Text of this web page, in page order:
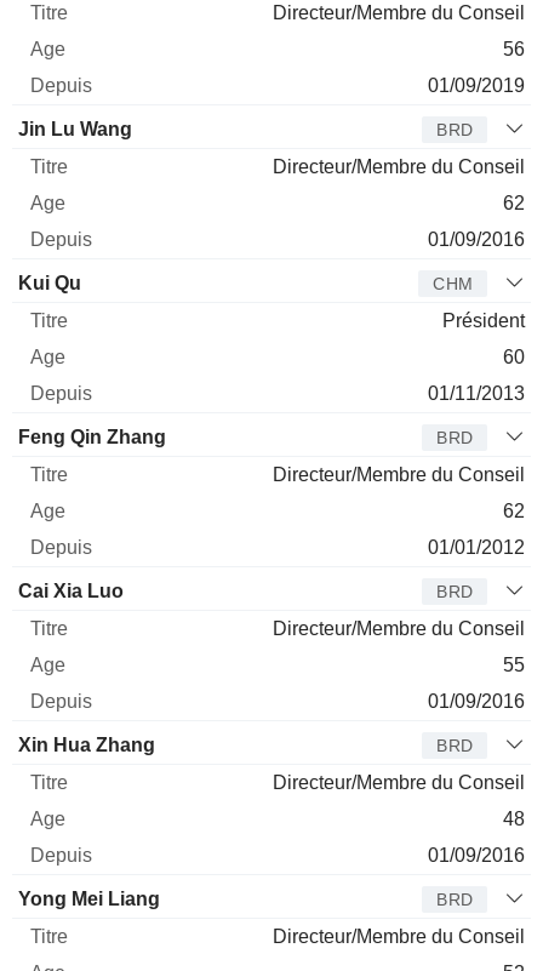
Directeur/Membre du Conseil
56
01/09/2019
Jin Lu Wang BRD
Directeur/Membre du Conseil
62
01/09/2016
Kui Qu CHM
Président
60
01/11/2013
Feng Qin Zhang BRD
Directeur/Membre du Conseil
62
01/01/2012
Cai Xia Luo BRD
Directeur/Membre du Conseil
55
01/09/2016
Xin Hua Zhang BRD
Directeur/Membre du Conseil
48
01/09/2016
Yong Mei Liang BRD
Directeur/Membre du Conseil